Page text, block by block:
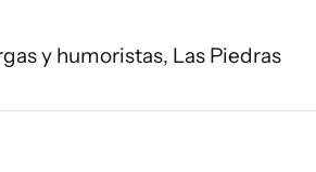
y humoristas, Las Piedras